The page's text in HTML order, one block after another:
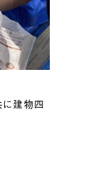
に建物四